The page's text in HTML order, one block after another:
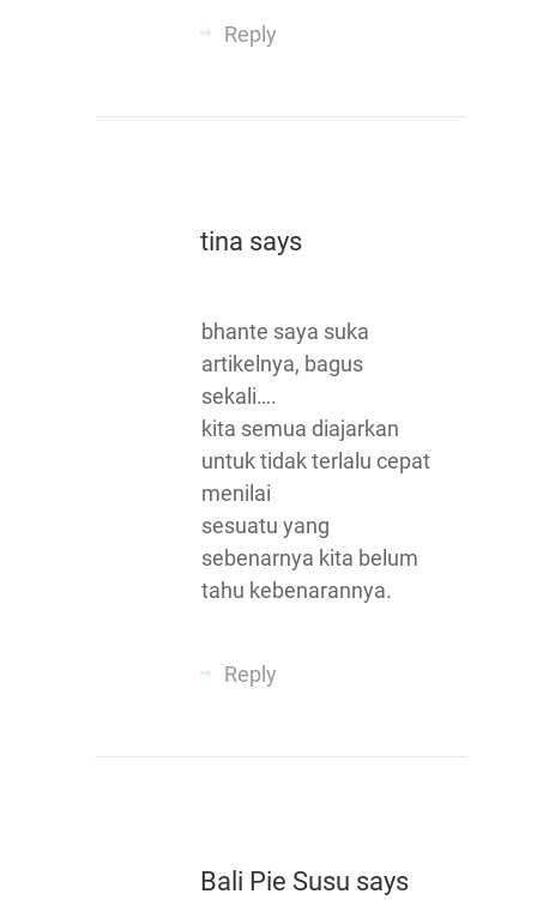
Reply
tina says
bhante saya suka
artikelnya, bagus
sekali….
kita semua diajarkan
untuk tidak terlalu cepat
menilai
sesuatu yang
sebenarnya kita belum
tahu kebenarannya.
Reply
Bali Pie Susu says